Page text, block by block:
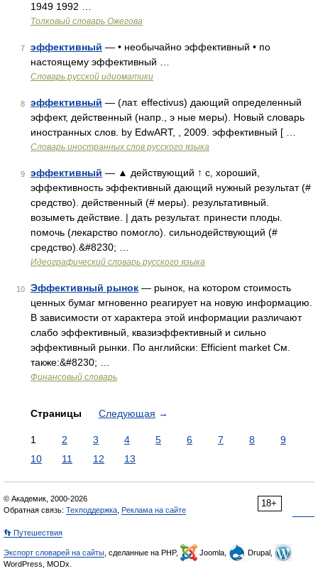
1949 1992 …
Толковый словарь Ожегова
7 эффективный — • необычайно эффективный • по
настоящему эффективный …
Словарь русской идиоматики
8 эффективный — (лат. effectivus) дающий определенный
эффект, действенный (напр., э ные меры). Новый словарь
иностранных слов. by EdwART, , 2009. эффективный [ …
Словарь иностранных слов русского языка
9 эффективный — ▲ действующий ↑ с, хороший,
эффективность эффективный дающий нужный результат (#
средство). действенный (# меры). результативный.
возыметь действие. | дать результат. принести плоды.
помочь (лекарство помогло). сильнодействующий (#
средство).&#8230; …
Идеографический словарь русского языка
10 Эффективный рынок — рынок, на котором стоимость
ценных бумаг мгновенно реагирует на новую информацию.
В зависимости от характера этой информации различают
слабо эффективный, квазиэффективный и сильно
эффективный рынки. По английски: Efficient market См.
также:&#8230; …
Финансовый словарь
Страницы Следующая →
1 2 3 4 5 6 7 8
9
10
11 12 13
18+
© Академик, 2000-2026
Обратная связь: Техподдержка Реклама на сайте
👣 Путешествия
Экспорт словарей на сайты , сделанные на PHP, Joomla,
Drupal,
WordPress, MODx.